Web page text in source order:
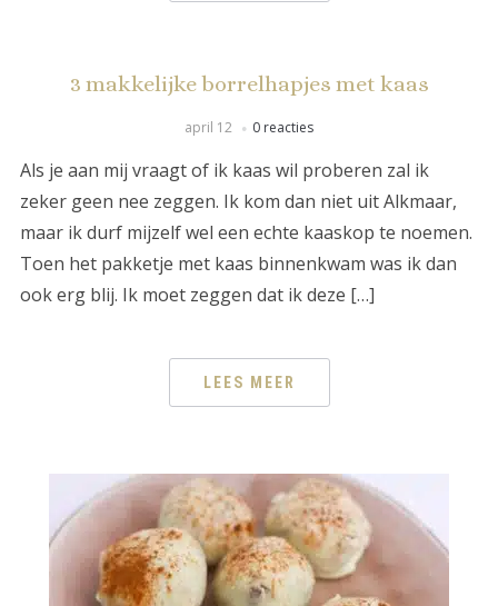
3 makkelijke borrelhapjes met kaas
april 12 0 reacties
Als je aan mij vraagt of ik kaas wil proberen zal ik
zeker geen nee zeggen. Ik kom dan niet uit Alkmaar,
maar ik durf mijzelf wel een echte kaaskop te noemen.
Toen het pakketje met kaas binnenkwam was ik dan
ook erg blij. Ik moet zeggen dat ik deze […]
LEES MEER